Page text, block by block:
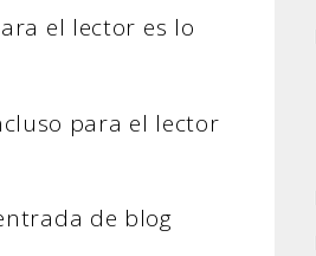
el lector es lo
para el lector
de blog